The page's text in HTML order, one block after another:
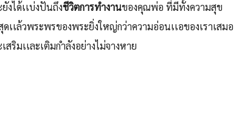
ยังได้เเบ่งปันถึงชีวิตการทำงานของคุณพ่อ ที่มีทั้งความสุข
เเล้วพระพรของพระยิ่งใหญ่กว่าความอ่อนเเอของเราเสมอ
มเเละเติมกำลังอย่างไม่จางหาย